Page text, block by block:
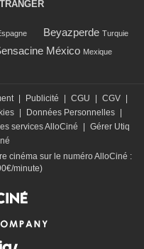
Beyazperde Turquie
México Mexique
| Publicité | CGU | CGV |
| Données Personnelles |
services AlloCiné | Gérer Utiq
cinéma sur le numéro AlloCiné :
minute)